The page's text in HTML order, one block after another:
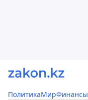
ПолитикаМирФинансы